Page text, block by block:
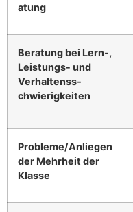
atung
Beratung bei Lern‑,
Leis­tungs- und
Ver­hal­tenss­
chwierigkeit­en
Probleme/Anliegen
der Mehrheit der
Klasse